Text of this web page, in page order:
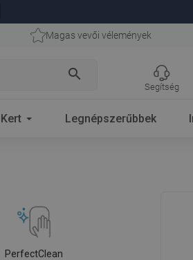
Magas vevői vélemények
search
Segítség
Kert Legnépszerűbbek
PerfectClean